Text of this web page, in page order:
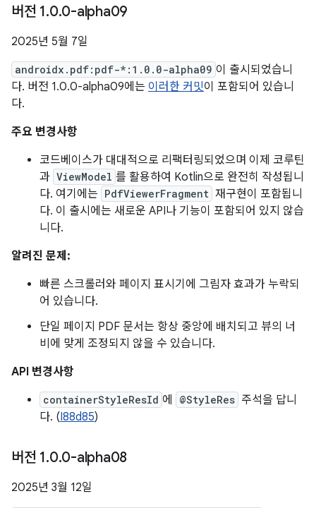
버전 1.0.0-alpha09
2025년 5월 7일
androidx.pdf:pdf-*:1.0.0-alpha09 이 출시되었습니
다. 버전 1.0.0-alpha09에는 이러한 커밋이 포함되어 있습니
다.
주요 변경사항
코드베이스가 대대적으로 리팩터링되었으며 이제 코루틴
과 ViewModel 를 활용하여 Kotlin으로 완전히 작성됩니
다. 여기에는 PdfViewerFragment 재구현이 포함됩니
다. 이 출시에는 새로운 API나 기능이 포함되어 있지 않습
니다.
알려진 문제:
빠른 스크롤러와 페이지 표시기에 그림자 효과가 누락되
어 있습니다.
단일 페이지 PDF 문서는 항상 중앙에 배치되고 뷰의 너
비에 맞게 조정되지 않을 수 있습니다.
API 변경사항
containerStyleResId 에 @StyleRes 주석을 답니
다. (I88d85)
버전 1.0.0-alpha08
2025년 3월 12일